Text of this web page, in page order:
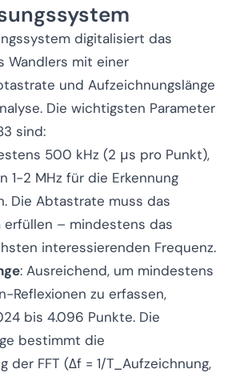
digitalisiert das
Wandlers mit einer
und Aufzeichnungslänge
Die wichtigsten Parameter
sind:
500 kHz (2 μs pro Punkt),
1-2 MHz für die Erkennung
Die Abtastrate muss das
– mindestens das
interessierenden Frequenz.
: Ausreichend, um mindestens
Reflexionen zu erfassen,
bis 4.096 Punkte. Die
bestimmt die
der FFT (Δf = 1/T_Aufzeichnung,